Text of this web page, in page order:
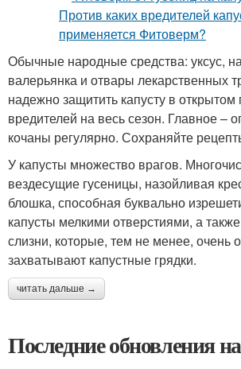
Обычные народные средства: уксус,
валерьянка и отвары лекарственных
надежно защитить капусту в открытом
вредителей на весь сезон. Главное –
кочаны регулярно. Сохраняйте
У капусты множество врагов.
вездесущие гусеницы, назойливая
блошка, способная буквально
капусты мелкими отверстиями, а
слизни, которые, тем не менее, очень
захватывают капустные грядки.
читать дальше →
Последние обновления